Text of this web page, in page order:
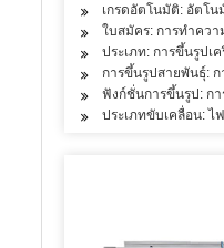
เกรดอัตโนมัติ: อัตโน
ใบสมัคร: การทำคว
ประเภท: การขึ้นรูปเ
การขึ้นรูปสายพันธุ์: ก
ฟังก์ชั่นการขึ้นรูป: ก
ประเภทขับเคลื่อน: ไ